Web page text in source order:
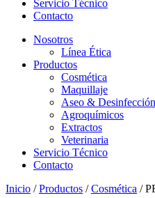
Servicio Técnico
Contacto
Nosotros
Línea Ética
Productos
Cosmética
Maquillaje
Aseo & Desinfección
Agroquímicos
Extractos
Veterinaria
Servicio Técnico
Contacto
Inicio /Productos /Cosmética /